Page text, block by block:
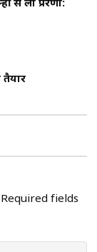
से ली प्रेरणा:
Required fields